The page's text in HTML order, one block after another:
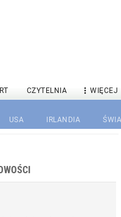
CZYTELNIA  WIĘCEJ
USA IRLANDIA